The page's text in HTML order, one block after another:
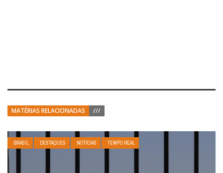
MATÉRIAS RELACIONADAS ///
BRASIL DESTAQUES NOTÍCIAS TEMPO REAL